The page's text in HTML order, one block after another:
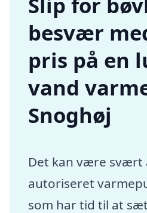
besvær
pris på en
vand
Snoghøj
Det kan være svært
autoriseret
som har tid til at